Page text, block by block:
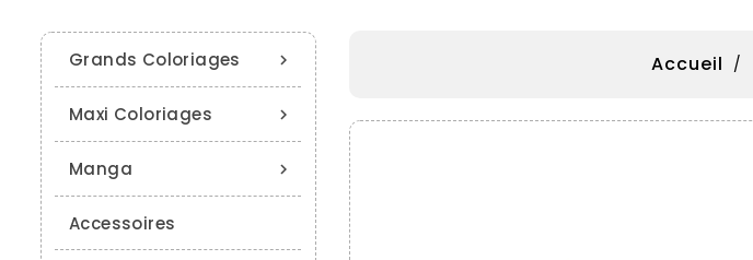

Grands Coloriages

Maxi Coloriages

Manga
Accessoires
Accueil